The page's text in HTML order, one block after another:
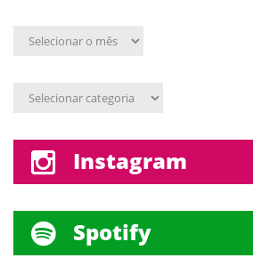
Arquivo
Assunto
Instagram
Spotify